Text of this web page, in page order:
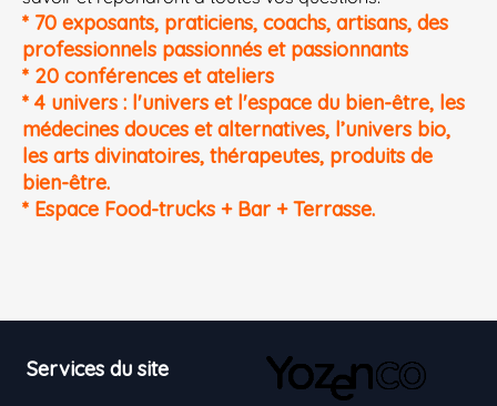
* 70 exposants, praticiens, coachs, artisans, des
professionnels passionnés et passionnants
* 20 conférences et ateliers
* 4 univers : l'univers et l'espace du bien-être, les
médecines douces etalternatives, l’univers bio,
les arts divinatoires, thérapeutes, produits de
bien-être.
* Espace Food-trucks + Bar + Terrasse.
Services du site